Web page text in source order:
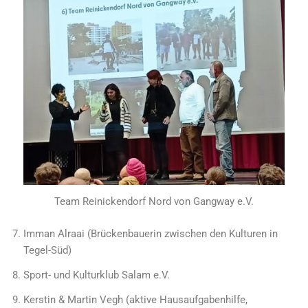
Team Reinickendorf Nord von Gangway e.V.
Imman Alraai (Brückenbauerin zwischen den Kulturen in
Tegel-Süd)
Sport- und Kulturklub Salam e.V.
Kerstin & Martin Vegh (aktive Hausaufgabenhilfe,